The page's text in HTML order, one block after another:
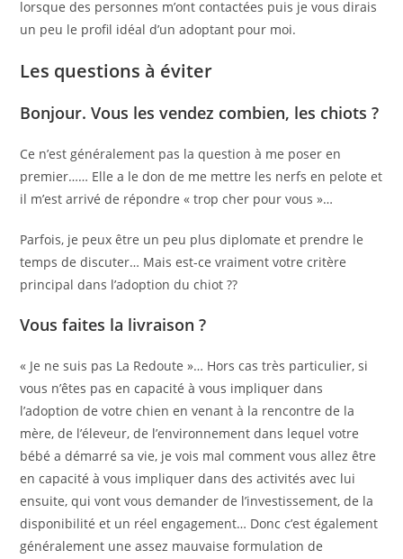
lorsque des personnes m’ont contactées puis je vous dirais
un peu le profil idéal d’un adoptant pour moi.
Les questions à éviter
Bonjour. Vous les vendez combien, les chiots ?
Ce n’est généralement pas la question à me poser en
premier…… Elle a le don de me mettre les nerfs en pelote et
il m’est arrivé de répondre « trop cher pour vous »…
Parfois, je peux être un peu plus diplomate et prendre le
temps de discuter… Mais est-ce vraiment votre critère
principal dans l’adoption du chiot ??
Vous faites la livraison ?
« Je ne suis pas La Redoute »… Hors cas très particulier, si
vous n’êtes pas en capacité à vous impliquer dans
l’adoption de votre chien en venant à la rencontre de la
mère, de l’éleveur, de l’environnement dans lequel votre
bébé a démarré sa vie, je vois mal comment vous allez être
en capacité à vous impliquer dans des activités avec lui
ensuite, qui vont vous demander de l’investissement, de la
disponibilité et un réel engagement… Donc c’est également
généralement une assez mauvaise formulation de